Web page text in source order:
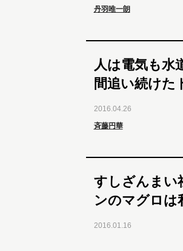
丹羽唯一朗
人は電気も水
間追い続けた
2016.04.26
斉藤円華
すしざんまい
ンのマグロは
2016.01.16